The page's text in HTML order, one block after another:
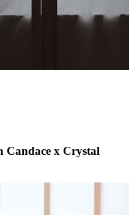
Candace x Crystal